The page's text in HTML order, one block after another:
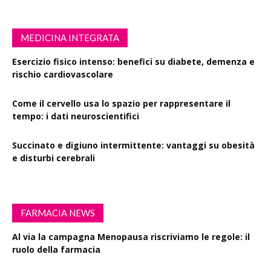
MEDICINA INTEGRATA
Esercizio fisico intenso: benefici su diabete, demenza e
rischio cardiovascolare
Come il cervello usa lo spazio per rappresentare il
tempo: i dati neuroscientifici
Succinato e digiuno intermittente: vantaggi su obesità
e disturbi cerebrali
FARMACIA NEWS
Al via la campagna Menopausa riscriviamo le regole: il
ruolo della farmacia